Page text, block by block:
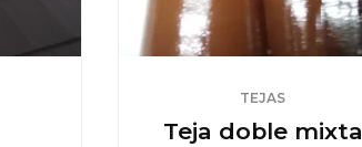
TEJAS
Teja doble mixta